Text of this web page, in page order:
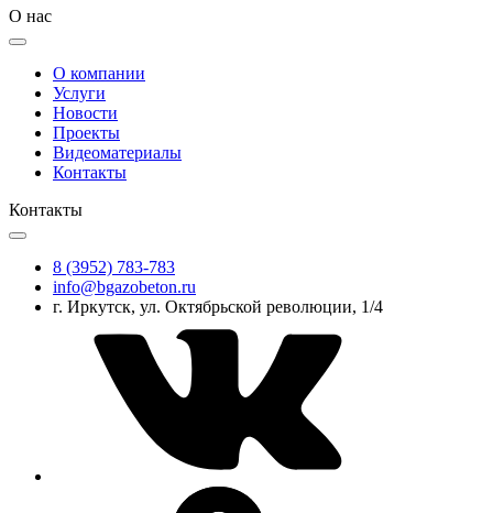
О нас
О компании
Услуги
Новости
Проекты
Видеоматериалы
Контакты
Контакты
8 (3952) 783-783
info@bgazobeton.ru
г. Иркутск, ул. Октябрьской революции, 1/4